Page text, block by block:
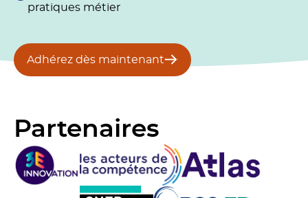
pratiques métier
Adhérez dès maintenant
Partenaires